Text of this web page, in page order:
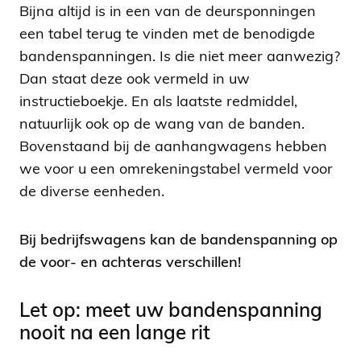
Bijna altijd is in een van de deursponningen
een tabel terug te vinden met de benodigde
bandenspanningen. Is die niet meer aanwezig?
Dan staat deze ook vermeld in uw
instructieboekje. En als laatste redmiddel,
natuurlijk ook op de wang van de banden.
Bovenstaand bij de aanhangwagens hebben
we voor u een omrekeningstabel vermeld voor
de diverse eenheden.
Bij bedrijfswagens kan de bandenspanning op
de voor- en achteras verschillen!
Let op: meet uw bandenspanning
nooit na een lange rit